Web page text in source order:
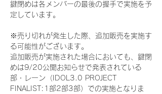
鍵閉めは各メンバーの最後の握手で実施を予
定しています。
※売り切れが発生した際、追加販売を実施す
る可能性がございます。
追加販売が実施された場合においても、鍵閉
めは9/20公開お知らせで発表されている
部・レーン（IDOL3.0 PROJECT
FINALIST:1部2部3部）での実施となりま